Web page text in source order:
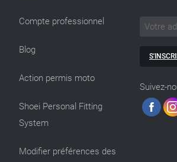
Compte professionnel
Blog
Action permis moto
Shoei Personal Fitting
System
Modifier préférences des
Suivez-